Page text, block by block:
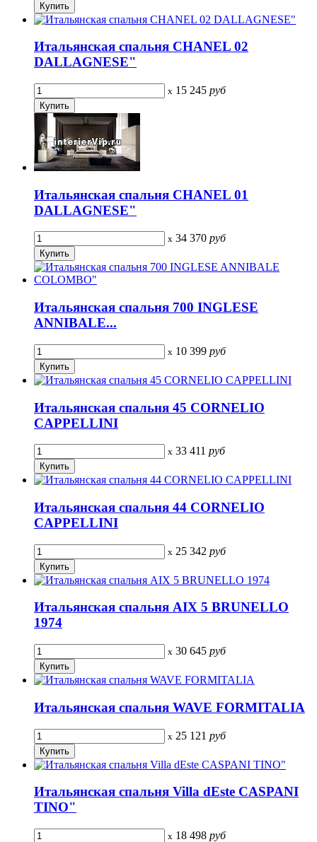
Итальянская спальня CHANEL 02
DALLAGNESE"
x 15 245 руб
Итальянская спальня CHANEL 01
DALLAGNESE"
x 34 370 руб
Итальянская спальня 700 INGLESE
ANNIBALE...
x 10 399 руб
Итальянская спальня 45 CORNELIO
CAPPELLINI
x 33 411 руб
Итальянская спальня 44 CORNELIO
CAPPELLINI
x 25 342 руб
Итальянская спальня AIX 5 BRUNELLO
1974
x 30 645 руб
Итальянская спальня WAVE FORMITALIA
x 25 121 руб
Итальянская спальня Villa dEste CASPANI
TINO"
x 18 498 руб